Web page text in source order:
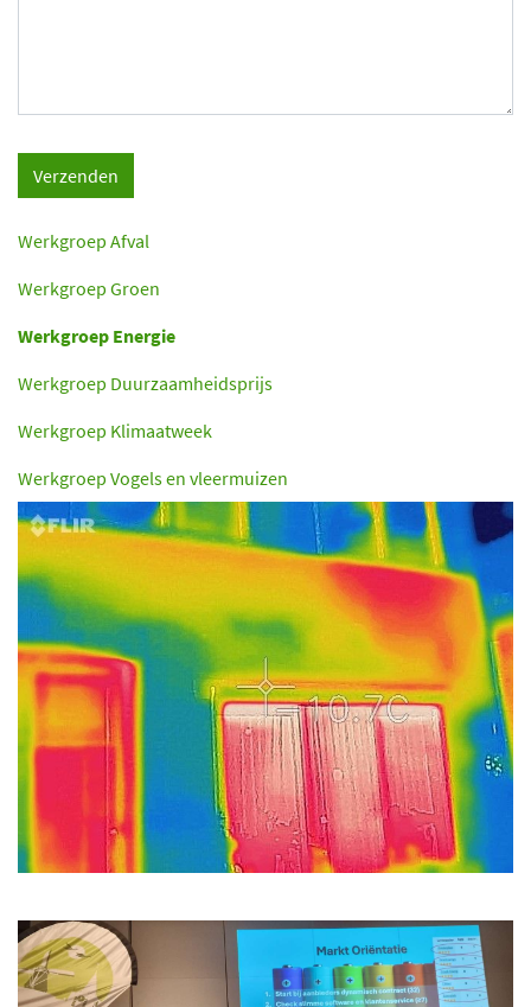
Verzenden
Werkgroep Afval
Werkgroep Groen
Werkgroep Energie
Werkgroep Duurzaamheidsprijs
Werkgroep Klimaatweek
Werkgroep Vogels en vleermuizen